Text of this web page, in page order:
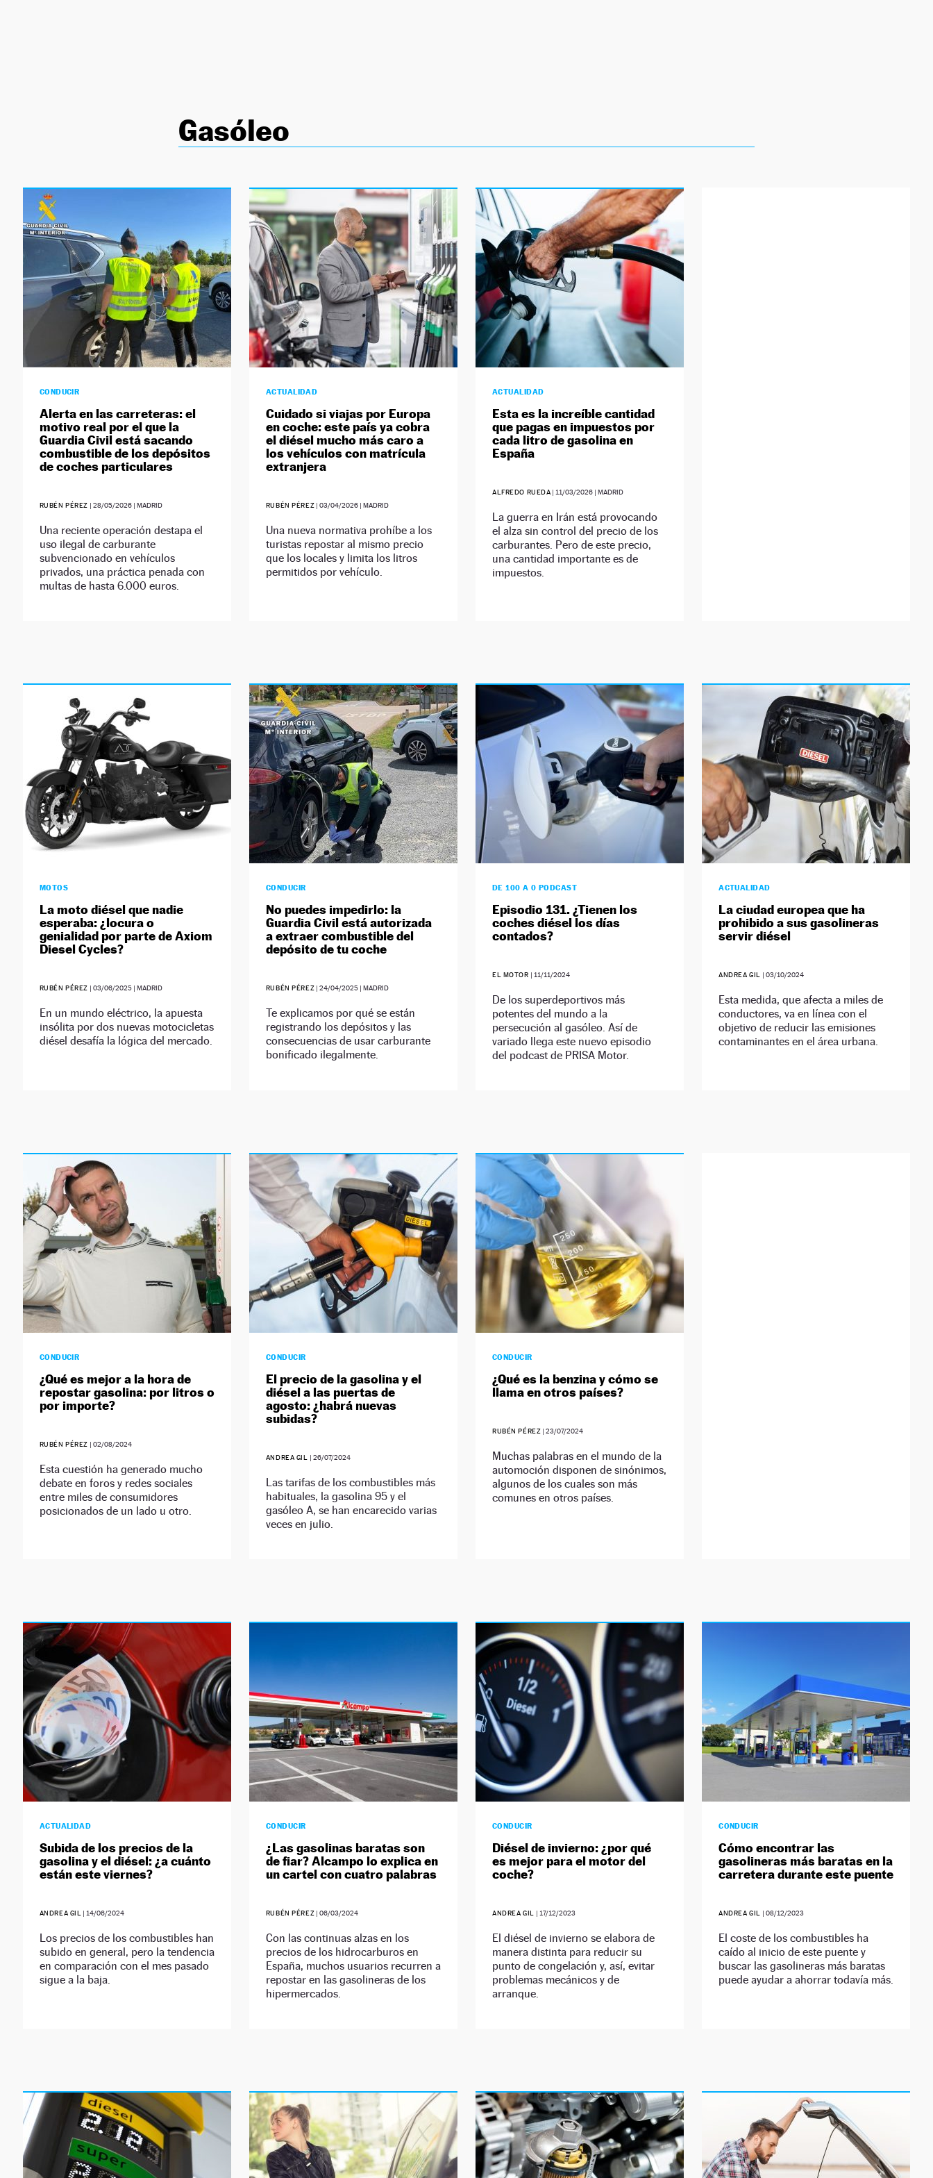
Gasóleo
CONDUCIR
Alerta en las carreteras: el
motivo real por el que la
Guardia Civil está sacando
combustible de los depósitos
de coches particulares
RUBÉN PÉREZ |28/05/2026 | MADRID
Una reciente operación destapa el
uso ilegal de carburante
subvencionado en vehículos
privados, una práctica penada con
multas de hasta 6.000 euros.
ACTUALIDAD
Cuidado si viajas por Europa
en coche: este país ya cobra
el diésel mucho más caro a
los vehículos con matrícula
extranjera
RUBÉN PÉREZ |03/04/2026 | MADRID
Una nueva normativa prohíbe a los
turistas repostar al mismo precio
que los locales y limita los litros
permitidos por vehículo.
ACTUALIDAD
Esta es la increíble cantidad
que pagas en impuestos por
cada litro de gasolina en
España
ALFREDO RUEDA | 11/03/2026 | MADRID
La guerra en Irán está provocando
el alza sin control del precio de los
carburantes. Pero de este precio,
una cantidad importante es de
impuestos.
MOTOS
La moto diésel que nadie
esperaba: ¿locura o
genialidad por parte de Axiom
Diesel Cycles?
RUBÉN PÉREZ |03/06/2025 | MADRID
En un mundo eléctrico, la apuesta
insólita por dos nuevas motocicletas
diésel desafía la lógica del mercado.
CONDUCIR
No puedes impedirlo: la
Guardia Civil está autorizada
a extraer combustible del
depósito de tu coche
RUBÉN PÉREZ |24/04/2025 | MADRID
Te explicamos por qué se están
registrando los depósitos y las
consecuencias de usar carburante
bonificado ilegalmente.
DE 100 A 0 PODCAST
Episodio 131. ¿Tienen los
coches diésel los días
contados?
EL MOTOR | 11/11/2024
De los superdeportivos más
potentes del mundo a la
persecución al gasóleo. Así de
variado llega este nuevo episodio
del podcast de PRISA Motor.
ACTUALIDAD
La ciudad europea que ha
prohibido a sus gasolineras
servir diésel
ANDREA GIL | 03/10/2024
Esta medida, que afecta a miles de
conductores, va en línea con el
objetivo de reducir las emisiones
contaminantes en el área urbana.
CONDUCIR
¿Qué es mejor a la hora de
repostar gasolina: por litros o
por importe?
RUBÉN PÉREZ |02/08/2024
Esta cuestión ha generado mucho
debate en foros y redes sociales
entre miles de consumidores
posicionados de un lado u otro.
CONDUCIR
El precio de la gasolina y el
diésel a las puertas de
agosto: ¿habrá nuevas
subidas?
ANDREA GIL | 26/07/2024
Las tarifas de los combustibles más
habituales, la gasolina 95 y el
gasóleo A, se han encarecido varias
veces en julio.
CONDUCIR
¿Qué es la benzina y cómo se
llama en otros países?
RUBÉN PÉREZ |23/07/2024
Muchas palabras en el mundo de la
automoción disponen de sinónimos,
algunos de los cuales son más
comunes en otros países.
ACTUALIDAD
Subida de los precios de la
gasolina y el diésel: ¿a cuánto
están este viernes?
ANDREA GIL | 14/06/2024
Los precios de los combustibles han
subido en general, pero la tendencia
en comparación con el mes pasado
sigue a la baja.
CONDUCIR
¿Las gasolinas baratas son
de fiar? Alcampo lo explica en
un cartel con cuatro palabras
RUBÉN PÉREZ |06/03/2024
Con las continuas alzas en los
precios de los hidrocarburos en
España, muchos usuarios recurren a
repostar en las gasolineras de los
hipermercados.
CONDUCIR
Diésel de invierno: ¿por qué
es mejor para el motor del
coche?
ANDREA GIL | 17/12/2023
El diésel de invierno se elabora de
manera distinta para reducir su
punto de congelación y, así, evitar
problemas mecánicos y de
arranque.
CONDUCIR
Cómo encontrar las
gasolineras más baratas en la
carretera durante este puente
ANDREA GIL | 08/12/2023
El coste de los combustibles ha
caído al inicio de este puente y
buscar las gasolineras más baratas
puede ayudar a ahorrar todavía más.